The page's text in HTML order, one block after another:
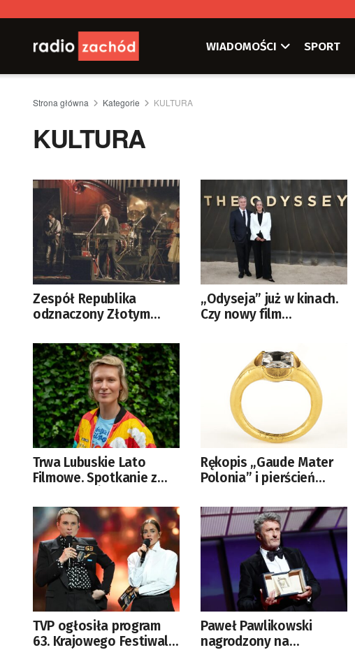
WIADOMOŚCI SPORT
Strona główna Kategorie KULTURA
KULTURA
Zespół Republika
odznaczony Złotym
Kulturze Gloria Artis”
„Odyseja” już w kinach.
Czy nowy film
„Oppenheimera”?
Trwa Lubuskie Lato
Filmowe. Spotkanie z
[GALERIA ZDJĘĆ]
Rękopis „Gaude Mater
Polonia” i pierścień
wracają z Niemiec do
Polski
TVP ogłosiła program
63. Krajowego Festiwalu
Paweł Pawlikowski
nagrodzony na